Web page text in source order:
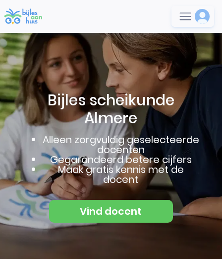
Bijles scheikunde
Almere
Alleen zorgvuldig geselecteerde
docenten
Gegarandeerd betere cijfers
Maak gratis kennis met de
docent
Vind docent